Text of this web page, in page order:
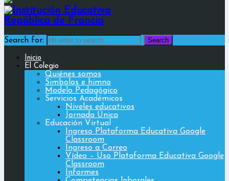
Search for:
Inicio
El Colegio
Quiénes somos
Simbolos e himno
Modelo Pedagógico
Servicios Académicos
Niveles educativos
Jornada Única
Educación Virtual
Ingreso Plataforma Educativa Google
Classroom
Ingreso a Correo
Vídeo – Uso Plataforma Educativa Google
Classroom
Informes